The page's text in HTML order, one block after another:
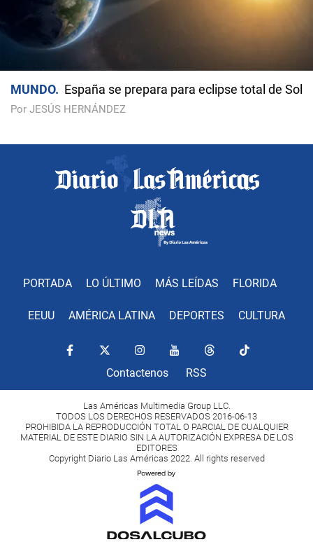
MUNDO España se prepara para eclipse total de Sol
Por JESÚS HERNÁNDEZ
PORTADA LO ÚLTIMO MÁS LEÍDAS FLORIDA
EEUU AMÉRICA LATINA DEPORTES CULTURA
Contactenos RSS
Las Américas Multimedia Group LLC.
TODOS LOS DERECHOS RESERVADOS 2016-06-13
PROHIBIDA LA REPRODUCCIÓN TOTAL O PARCIAL DE CUALQUIER
MATERIAL DE ESTE DIARIO SIN LA AUTORIZACIÓN EXPRESA DE LOS
EDITORES
Copyright Diario Las Américas 2022. All rights reserved